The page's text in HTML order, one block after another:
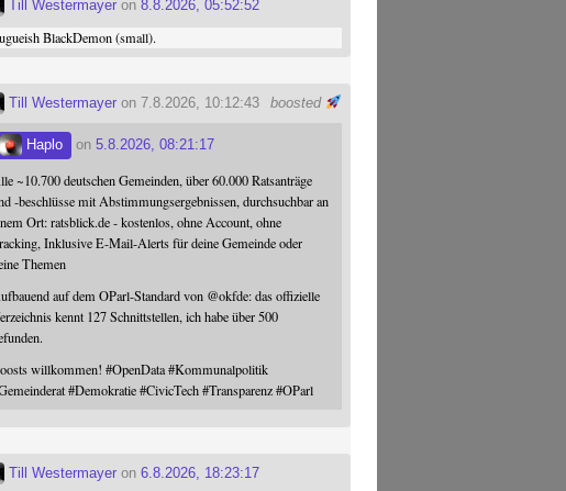
Till Westermayer on8.8.2026, 05:52:52
BlackDemon (small).
boosted
Till Westermayer on 7.8.2026, 10:12:43
Haplo on5.8.2026, 08:21:17
~10.700 deutschen Gemeinden, über 60.000 Ratsanträge
-beschlüsse mit Abstimmungsergebnissen, durchsuchbar an
Ort: ratsblick.de - kostenlos, ohne Account, ohne
Inklusive E-Mail-Alerts für deine Gemeinde oder
Themen
auf dem OParl-Standard von @okfde: das offizielle
kennt 127 Schnittstellen, ich habe über 500
willkommen!#OpenData #Kommunalpolitik
#Demokratie #CivicTech #Transparenz #OParl
Till Westermayer on6.8.2026, 18:23:17